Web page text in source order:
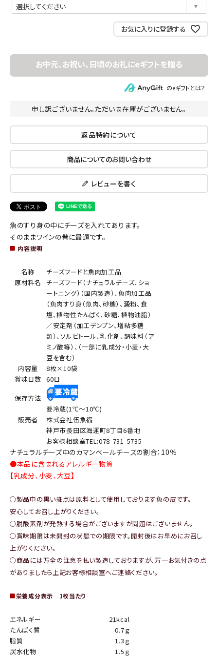
お気に入りに登録する
のeギフトとは？
申し訳ございません。ただいま在庫がございません。
返品特約について
商品についてのお問い合わせ
レビューを書く
魚のすり身の中にチーズを入れてあります。
そのままワインの肴に最適です。
■ 内容説明
名称
チーズフードと魚肉加工品
原材料名
チーズフード（ナチュラルチーズ、ショ
ートニング）（国内製造）、魚肉加工品
（魚肉すり身（魚肉、砂糖）、澱粉、食
塩、植物性たんぱく、砂糖、植物油脂）
／安定剤（加工デンプン、増粘多糖
類）、ソルビトール、乳化剤、調味料（ア
ミノ酸等）、（一部に乳成分・小麦・大
豆を含む）
内容量
8枚×10袋
賞味日数 60日
保存方法
要冷蔵(1℃～10℃)
販売者
株式会社伍魚福
神戸市長田区海運町8丁目6番地
お客様相談室TEL:078-731-5735
ナチュラルチーズ中のカマンベールチーズの割合：10％
●本品に含まれるアレルギー物質
【乳成分、小麦、大豆】
○製品中の黒い斑点は原料として使用しております魚の皮です。
安心してお召し上がりください。
○脱酸素剤が発熱する場合がございますが問題はございません。
○賞味期限は未開封の状態での期限です。開封後はお早めにお召し
上がりください。
○商品には万全の注意を払い製造しておりますが、万一お気付きの点
がありましたら上記お客様相談室へご連絡ください。
■栄養成分表示 1枚当たり
エネルギー
21kcal
たんぱく質
0.7ｇ
脂質
1.3ｇ
炭水化物
1.5ｇ